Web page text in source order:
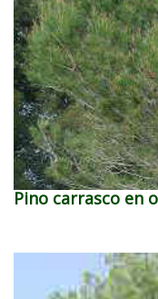
Pino carrasco en